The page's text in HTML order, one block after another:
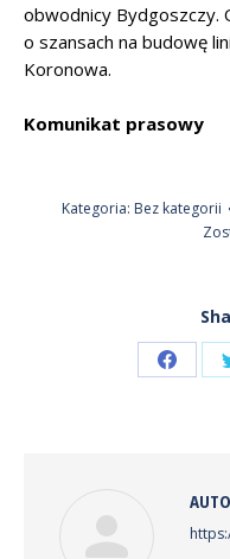
obwodnicy Bydgoszczy.
o szansach na budowę
Koronowa.
Komunikat prasowy
Kategoria: Bez kategorii
Share